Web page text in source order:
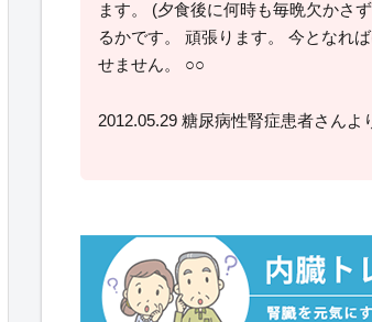
ます。 (夕食後に何時も毎晩欠かさ
るかです。 頑張ります。 今となれ
せません。 ○○
2012.05.29 糖尿病性腎症患者さんよ